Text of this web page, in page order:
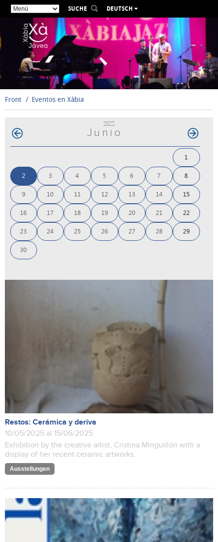
SUCHE
DEUTSCH
ESPAÑOL
VALENCIÀ
FRANÇAIS
РУССКИЙ
Front Eventos en Xàbia
2025
Junio
1
2 3 4 5 6 7 8
9 10 11 12 13 14 15
16 17 18 19 20 21 22
23 24 25 26 27 28 29
30
Restos: Cerámica y deriva
10/05/2025 al 15/06/2025
Exhibition by the creative artist, Cristina Minguillón with a
display of her recent ceramic artworks.
Ausstellungen